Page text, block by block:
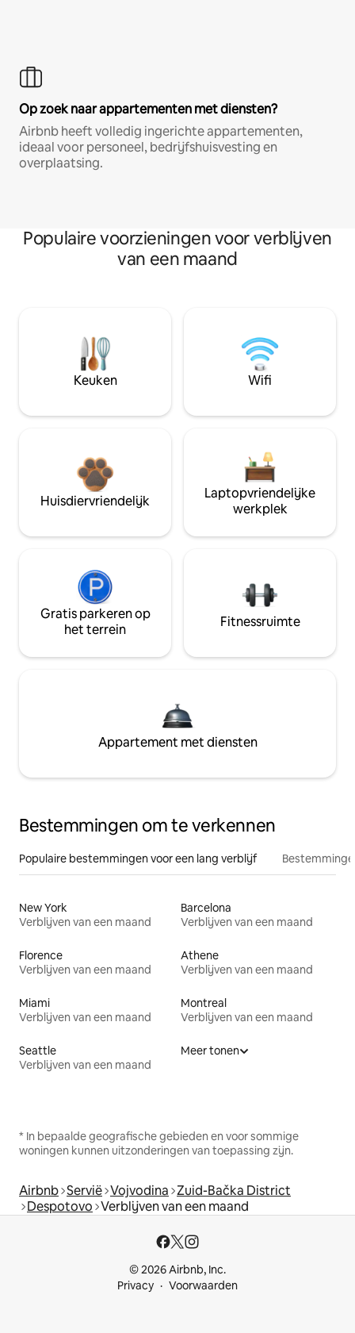
Op zoek naar appartementen met diensten?
Airbnb heeft volledig ingerichte appartementen,
ideaal voor personeel, bedrijfshuisvesting en
overplaatsing.
Populaire voorzieningen voor verblijven
van een maand
Keuken Wifi
Huisdiervriendelijk
Laptopvriendelijke
werkplek
Gratis parkeren op
het terrein
Fitnessruimte
Appartement met diensten
Bestemmingen om te verkennen
Populaire bestemmingen voor een lang verblijf
New York
Verblijven van een maand
Barcelona
Verblijven van een maand
Florence
Verblijven van een maand
Athene
Verblijven van een maand
Miami
Verblijven van een maand
Montreal
Verblijven van een maand
Seattle
Verblijven van een maand
Meer tonen
* In bepaalde geografische gebieden en voor sommige
woningen kunnen uitzonderingen van toepassing zijn.
Airbnb Servië Vojvodina Zuid-Bačka District
Despotovo Verblijven van een maand
© 2026 Airbnb, Inc.
Privacy
Voorwaarden